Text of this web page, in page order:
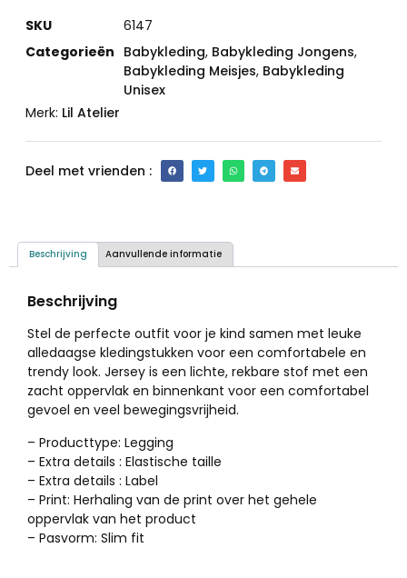
SKU
6147
Categorieën Babykleding, Babykleding Jongens,
Babykleding Meisjes, Babykleding
Unisex
Merk: Lil Atelier
Deel met vrienden :
Beschrijving Aanvullende informatie
Beschrijving
Stel de perfecte outfit voor je kind samen met leuke
alledaagse kledingstukken voor een comfortabele en
trendy look. Jersey is een lichte, rekbare stof met een
zacht oppervlak en binnenkant voor een comfortabel
gevoel en veel bewegingsvrijheid.
– Producttype: Legging
– Extra details : Elastische taille
– Extra details : Label
– Print: Herhaling van de print over het gehele
oppervlak van het product
– Pasvorm: Slim fit